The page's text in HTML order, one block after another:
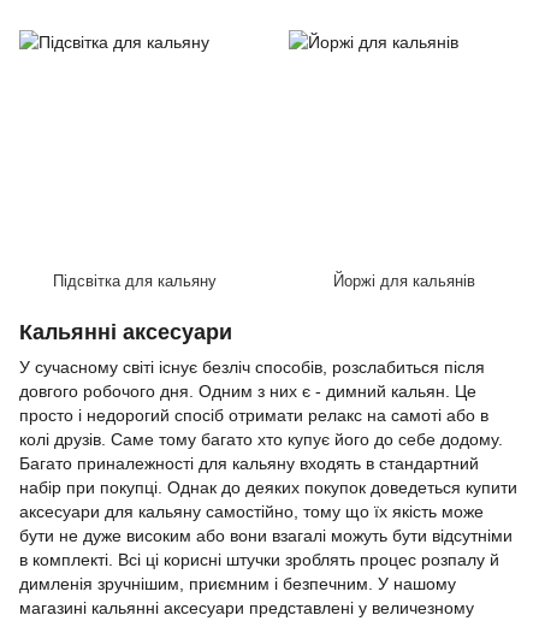
Кальянні аксесуари
У сучасному світі існує безліч способів, розслабиться після
довгого робочого дня. Одним з них є - димний кальян. Це
просто і недорогий спосіб отримати релакс на самоті або в
колі друзів. Саме тому багато хто купує його до себе додому.
Багато приналежності для кальяну входять в стандартний
набір при покупці. Однак до деяких покупок доведеться купити
аксесуари для кальяну самостійно, тому що їх якість може
бути не дуже високим або вони взагалі можуть бути відсутніми
в комплекті. Всі ці корисні штучки зроблять процес розпалу й
димленія зручнішим, приємним і безпечним. У нашому
магазині кальянні аксесуари представлені у величезному
Підсвітка для кальяну Йоржі для кальянів